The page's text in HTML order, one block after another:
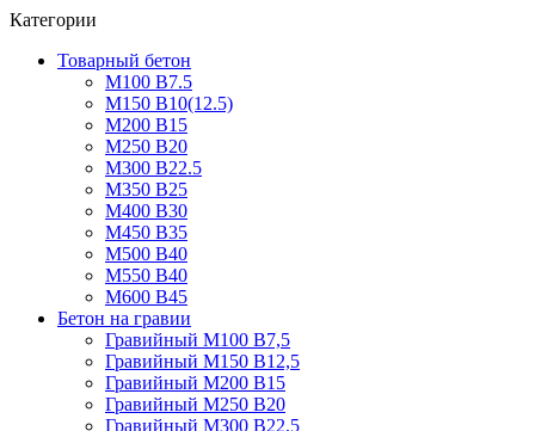
Категории
Товарный бетон
М100 В7.5
М150 В10(12.5)
М200 В15
М250 В20
М300 В22.5
М350 В25
М400 В30
М450 В35
М500 В40
М550 В40
М600 В45
Бетон на гравии
Гравийный М100 В7,5
Гравийный М150 В12,5
Гравийный М200 В15
Гравийный М250 В20
Гравийный М300 В22,5